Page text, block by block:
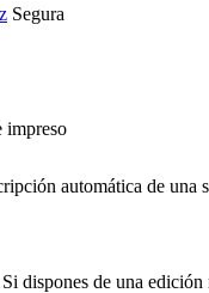
Segura
impreso
automática de
dispones de una